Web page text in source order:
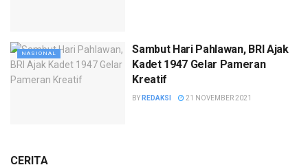
NASIONAL
Sambut Hari Pahlawan, BRI Ajak
Kadet 1947 Gelar Pameran
Kreatif
BY REDAKSI 21 NOVEMBER 2021
CERITA